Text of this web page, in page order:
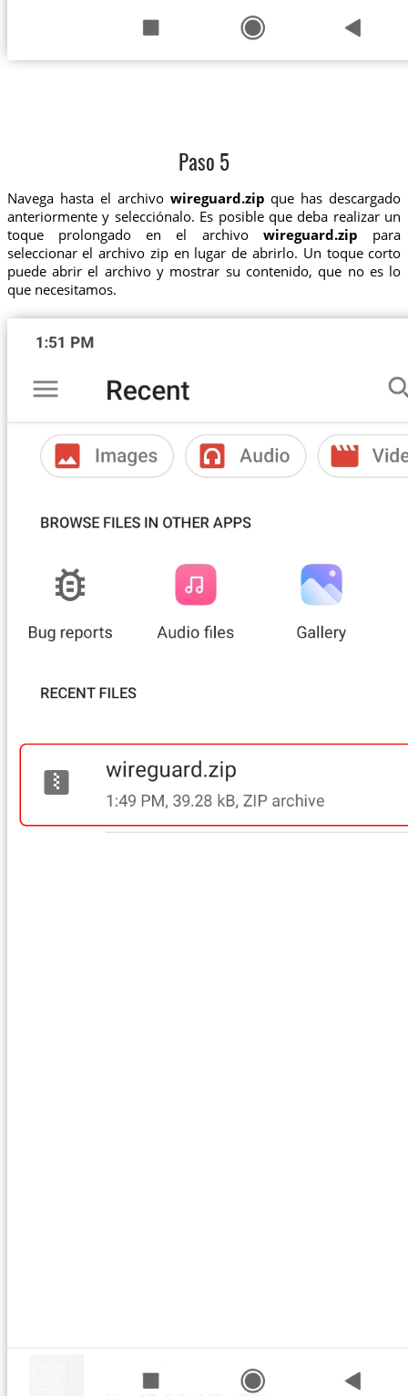
Paso 5
Navega hasta el archivo wireguard.zip que has descargado
anteriormente y selecciónalo. Es posible que deba realizar un
toque prolongado en el archivowireguard.zip para
seleccionar el archivo zip en lugar de abrirlo. Un toque corto
puede abrir el archivo y mostrar su contenido, que no es lo
que necesitamos.